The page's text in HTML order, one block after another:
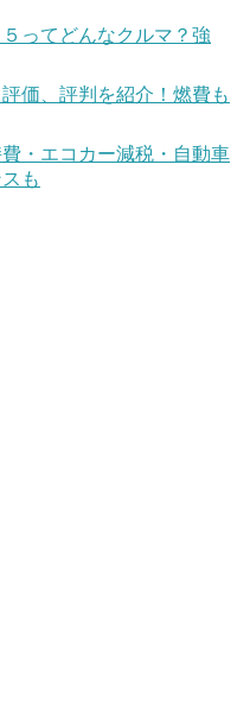
ってどんなクルマ？強
価、評判を紹介！燃費も
・エコカー減税・自動車
も